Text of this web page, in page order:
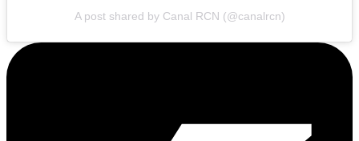
A post shared by Canal RCN (@canalrcn)